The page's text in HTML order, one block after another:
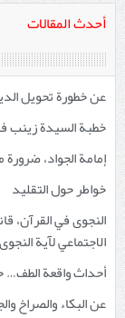
أحدث المقالات
عن خطورة تحويل
خطبة السيدة زينب
إمامة الجواد، ضرورة
خواطر حول التقليد
النجوى في القرآن،
الاجتماعي لآية
أحداث واقعة الطف…
عن البكاء والصراخ